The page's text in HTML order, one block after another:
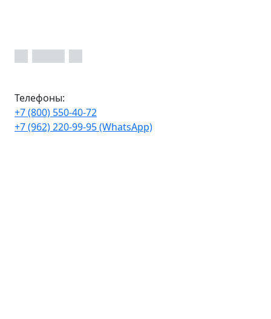
Телефоны:
+7 (800) 550-40-72
+7 (962) 220-99-95 (WhatsApp)